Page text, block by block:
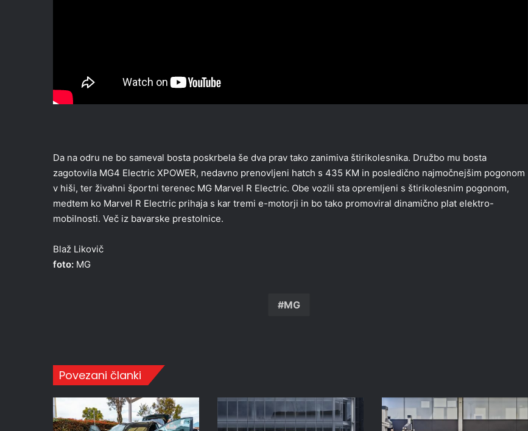
Da na odru ne bo sameval bosta poskrbela še dva prav tako zanimiva štirikolesnika. Družbo mu bosta
zagotovila MG4 Electric XPOWER, nedavno prenovljeni hatch s 435 KM in posledično najmočnejšim pogonom
v hiši, ter živahni športni terenec MG Marvel R Electric. Obe vozili sta opremljeni s štirikolesnim pogonom,
medtem ko Marvel R Electric prihaja s kar tremi e-motorji in bo tako promoviral dinamično plat elektro-
mobilnosti. Več iz bavarske prestolnice.
Blaž Likovič
foto: MG
MG
Povezani članki